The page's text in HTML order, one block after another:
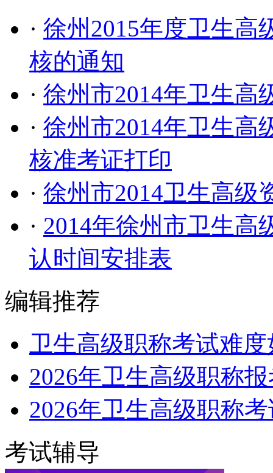
· 徐州2015年度卫生高
核的通知
· 徐州市2014年卫生高
· 徐州市2014年卫生高
核准考证打印
· 徐州市2014卫生高级
· 2014年徐州市卫生高
认时间安排表
编辑推荐
卫生高级职称考试难
2026年卫生高级职称
2026年卫生高级职称
考试辅导